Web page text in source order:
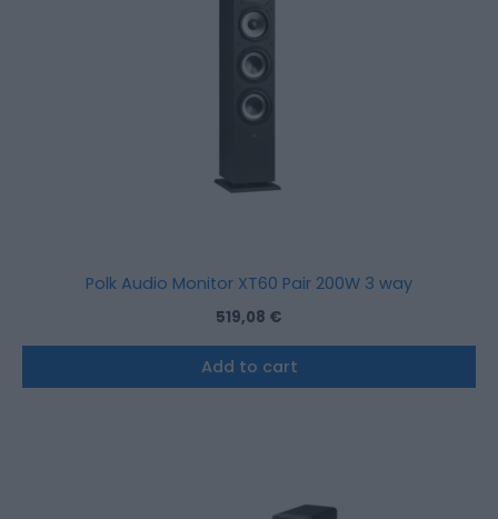
Polk Audio Monitor XT60 Pair 200W 3 way
519,08 €
Add to cart